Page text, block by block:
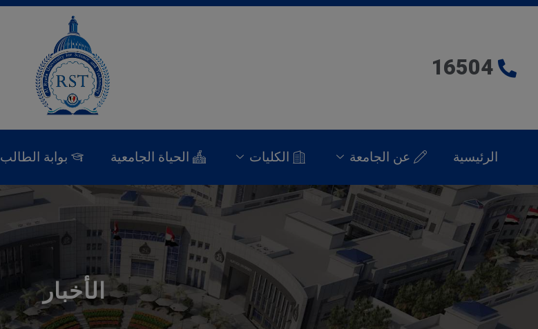
16504
الرئيسية عن الجامعة الكليات الحياة الجامعية بوابة الطالب
الأخبار